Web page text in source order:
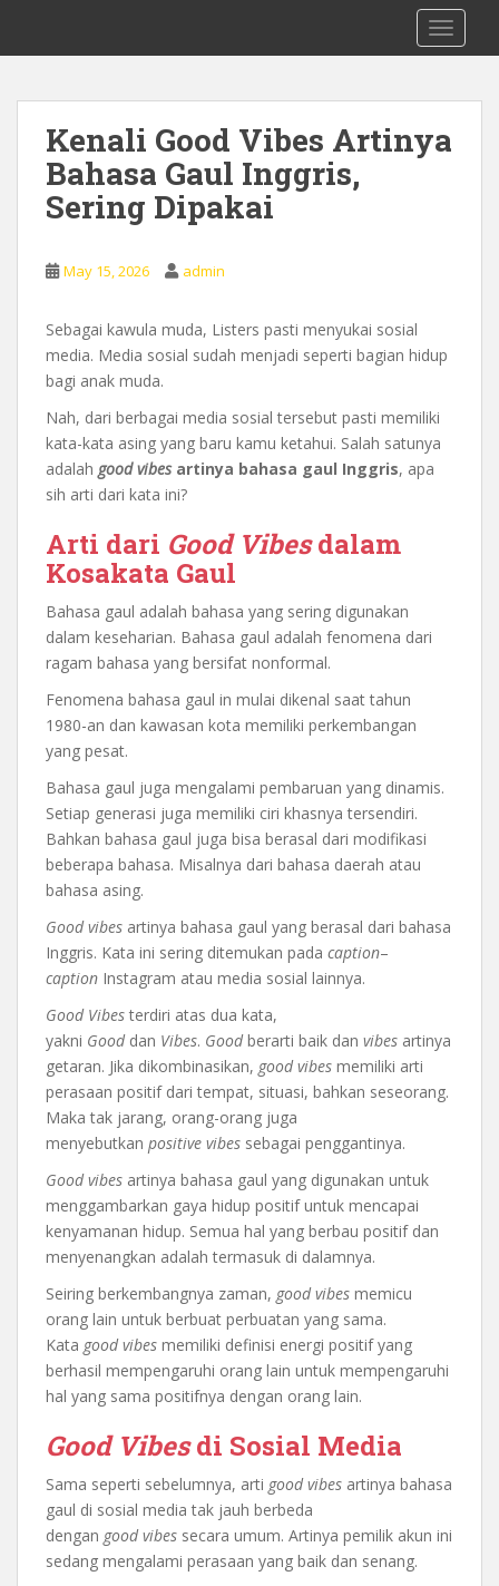
i
0878 8705 9305 Kursus Bahasa Inggis
dari Dasar Untuk Pemula Mataram
Kenali Good Vibes Artinya
Bahasa Gaul Inggris,
Sering Dipakai
May 15, 2026 admin
Sebagai kawula muda, Listers pasti menyukai sosial
media. Media sosial sudah menjadi seperti bagian hidup
bagi anak muda.
Nah, dari berbagai media sosial tersebut pasti memiliki
kata-kata asing yang baru kamu ketahui. Salah satunya
adalah good vibesartinya bahasa gaul Inggris, apa
sih arti dari kata ini?
Arti dari Good Vibesdalam
Kosakata Gaul
Bahasa gaul adalah bahasa yang sering digunakan
dalam keseharian. Bahasa gaul adalah fenomena dari
ragam bahasa yang bersifat nonformal.
Fenomena bahasa gaul in mulai dikenal saat tahun
1980-an dan kawasan kota memiliki perkembangan
yang pesat.
Bahasa gaul juga mengalami pembaruan yang dinamis.
Setiap generasi juga memiliki ciri khasnya tersendiri.
Bahkan bahasa gaul juga bisa berasal dari modifikasi
beberapa bahasa. Misalnya dari bahasa daerah atau
bahasa asing.
Good vibes artinya bahasa gaul yang berasal dari bahasa
Inggris. Kata ini sering ditemukan pada caption–
caption Instagram atau media sosial lainnya.
Good Vibes terdiri atas dua kata,
yakni Gooddan Vibes. Goodberarti baik dan vibes artinya
getaran. Jika dikombinasikan, good vibes memiliki arti
perasaan positif dari tempat, situasi, bahkan seseorang.
Maka tak jarang, orang-orang juga
menyebutkan positive vibes sebagai penggantinya.
Good vibes artinya bahasa gaul yang digunakan untuk
menggambarkan gaya hidup positif untuk mencapai
kenyamanan hidup. Semua hal yang berbau positif dan
menyenangkan adalah termasuk di dalamnya.
Seiring berkembangnya zaman, good vibes memicu
orang lain untuk berbuat perbuatan yang sama.
Kata good vibes memiliki definisi energi positif yang
berhasil mempengaruhi orang lain untuk mempengaruhi
hal yang sama positifnya dengan orang lain.
Good Vibesdi Sosial Media
Sama seperti sebelumnya, arti good vibes artinya bahasa
gaul di sosial media tak jauh berbeda
dengan good vibes secara umum. Artinya pemilik akun ini
sedang mengalami perasaan yang baik dan senang.